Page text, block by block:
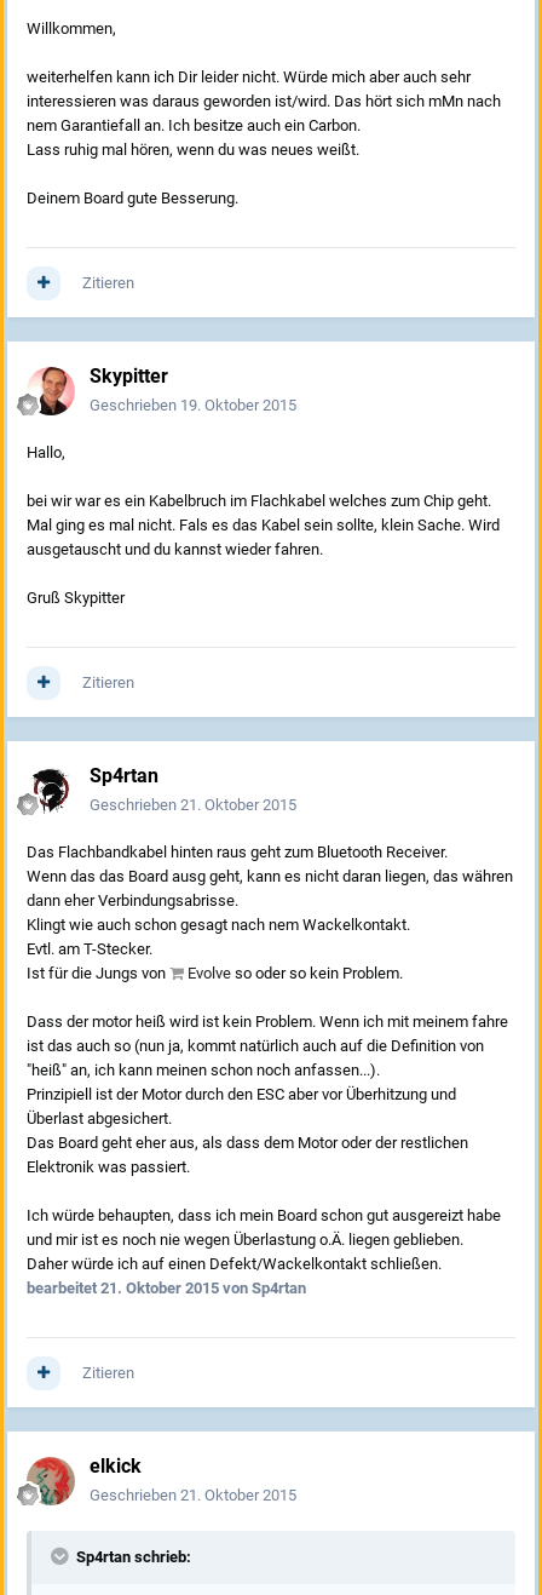
Willkommen,
weiterhelfen kann ich Dir leider nicht. Würde mich aber auch sehr
interessieren was daraus geworden ist/wird. Das hört sich mMn nach
nem Garantiefall an. Ich besitze auch ein Carbon.
Lass ruhig mal hören, wenn du was neues weißt.
Deinem Board gute Besserung.
Zitieren
Skypitter
Geschrieben 19. Oktober 2015
Hallo,
bei wir war es ein Kabelbruch im Flachkabel welches zum Chip geht.
Mal ging es mal nicht. Fals es das Kabel sein sollte, klein Sache. Wird
ausgetauscht und du kannst wieder fahren.
Gruß Skypitter
Zitieren
Sp4rtan
Geschrieben 21. Oktober 2015
Das Flachbandkabel hinten raus geht zum Bluetooth Receiver.
Wenn das das Board ausg geht, kann es nicht daran liegen, das währen
dann eher Verbindungsabrisse.
Klingt wie auch schon gesagt nach nem Wackelkontakt.
Evtl. am T-Stecker.
Ist für die Jungs von
Evolve so oder so kein Problem.
Dass der motor heiß wird ist kein Problem. Wenn ich mit meinem fahre
ist das auch so (nun ja, kommt natürlich auch auf die Definition von
"heiß" an, ich kann meinen schon noch anfassen...).
Prinzipiell ist der Motor durch den ESC aber vor Überhitzung und
Überlast abgesichert.
Das Board geht eher aus, als dass dem Motor oder der restlichen
Elektronik was passiert.
Ich würde behaupten, dass ich mein Board schon gut ausgereizt habe
und mir ist es noch nie wegen Überlastung o.Ä. liegen geblieben.
Daher würde ich auf einen Defekt/Wackelkontakt schließen.
bearbeitet 21. Oktober 2015 von Sp4rtan
Zitieren
elkick
Geschrieben 21. Oktober 2015
Sp4rtan schrieb: